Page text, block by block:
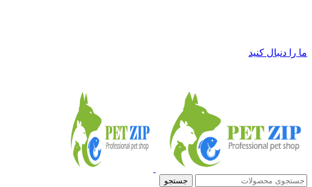
ما را دنبال کنید
جستجو